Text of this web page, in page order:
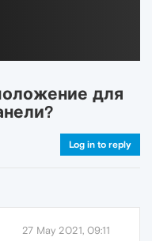
для
Log in to reply
27 May 2021, 09:11